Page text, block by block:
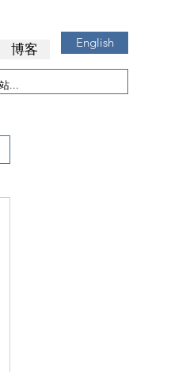
博客 English